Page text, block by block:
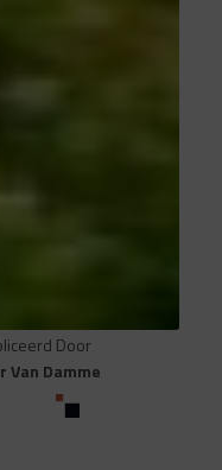
Door
Van Damme